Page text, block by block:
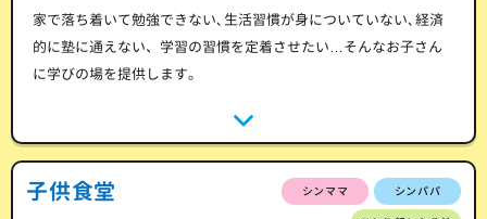
家で落ち着いて勉強できない､生活習慣が身についていない､経済
的に塾に通えない、学習の習慣を定着させたい…そんなお子さん
に学びの場を提供します。
子供食堂 シンママ シンパパ